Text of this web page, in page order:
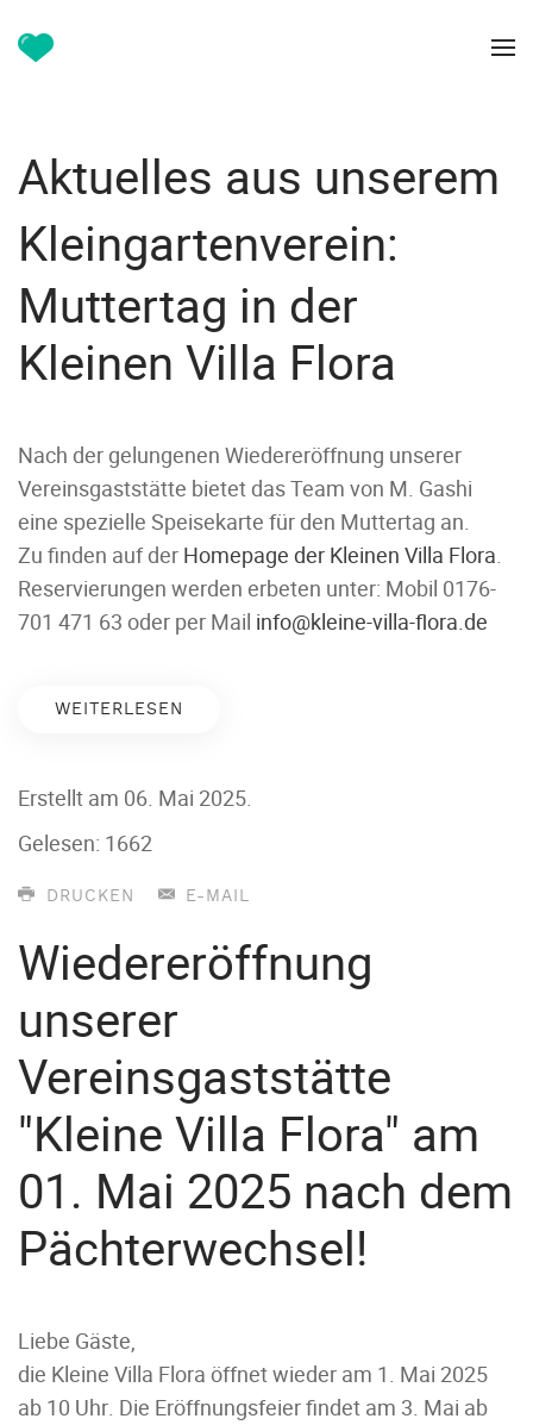
Aktuelles aus unserem
Kleingartenverein:
Muttertag in der
Kleinen Villa Flora
Nach der gelungenen Wiedereröffnung unserer
Vereinsgaststätte bietet das Team von M. Gashi
eine spezielle Speisekarte für den Muttertag an.
Zu finden auf der Homepage der Kleinen Villa Flora.
Reservierungen werden erbeten unter: Mobil 0176-
701 471 63 oder per Mail info@kleine-villa-flora.de
WEITERLESEN
Erstellt am 06. Mai 2025.
Gelesen: 1662
DRUCKEN E-MAIL
Wiedereröffnung
unserer
Vereinsgaststätte
"Kleine Villa Flora" am
01. Mai 2025 nach dem
Pächterwechsel!
Liebe Gäste,
die Kleine Villa Flora öffnet wieder am 1. Mai 2025
ab 10 Uhr. Die Eröffnungsfeier findet am 3. Mai ab